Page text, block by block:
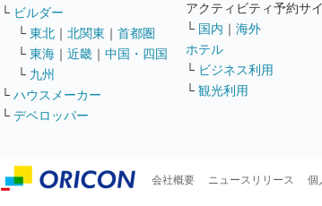
└ ビルダー
└ 東北 ｜ 北関東 ｜ 首都圏
└ 東海 ｜ 近畿 ｜ 中国・四国
└ 九州
└ ハウスメーカー
└ デベロッパー
アクティビティ予約サ
└ 国内 ｜ 海外
ホテル
└ ビジネス利用
└ 観光利用
会社概要 ニュースリリース 個